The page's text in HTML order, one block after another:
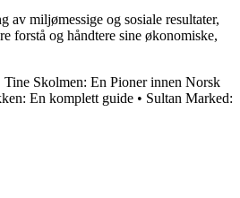
miljømessige og sosiale resultater,
forstå og håndtere sine økonomiske,
Tine Skolmen: En Pioner innen Norsk
En komplett guide • Sultan Marked: